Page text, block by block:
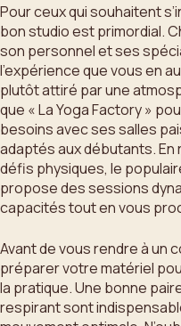
Pour ceux qui souhaitent
bon studio est primordial.
son personnel et ses
l’expérience que vous en
plutôt attiré par une
que « La Yoga Factory »
besoins avec ses salles
adaptés aux débutants.
défis physiques, le
propose des sessions
capacités tout en vous
Avant de vous rendre à un
préparer votre matériel
la pratique. Une bonne
respirant sont